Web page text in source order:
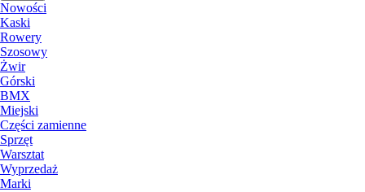
Nowości
Kaski
Rowery
Szosowy
Żwir
Górski
BMX
Miejski
Części zamienne
Sprzęt
Warsztat
Wyprzedaż
Marki